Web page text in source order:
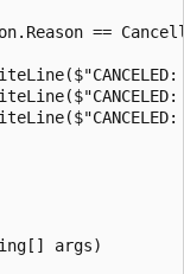
==
args)